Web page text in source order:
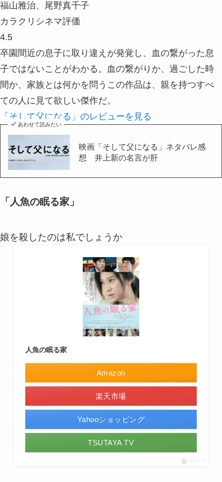
福山雅治、尾野真千子
カラクリシネマ評価
4.5
卒園間近の息子に取り違えが発覚し、血の繋がった息
子ではないことがわかる。血の繋がりか、過ごした時
間か、家族とは何かを問うこの作品は、親を持つすべ
ての人に見て欲しい傑作だ。
「そして父になる」のレビューを見る
あわせて読みたい
映画「そして父になる」ネタバレ感
想 井上新の名言が肝
「人魚の眠る家」
娘を殺したのは私でしょうか
人魚の眠る家
Amazon
楽天市場
Yahooショッピング
TSUTAYA TV
ポチップ